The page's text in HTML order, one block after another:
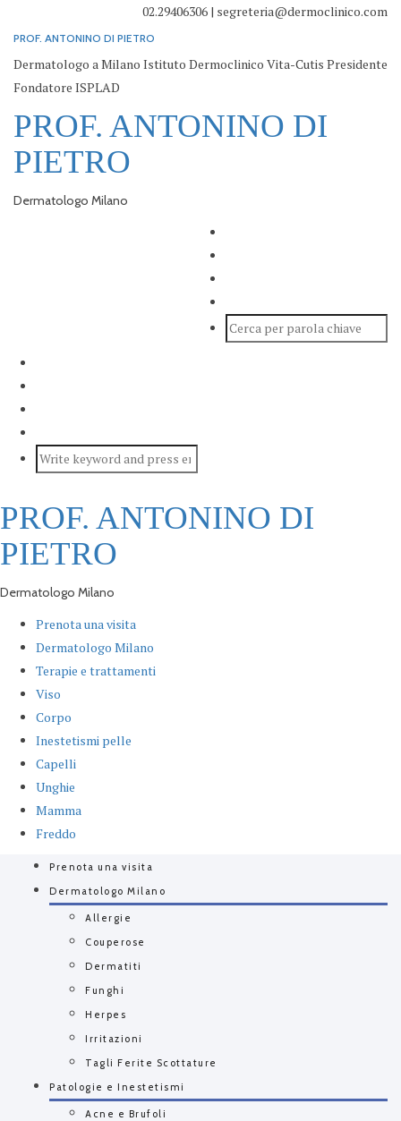
02.29406306 | segreteria@dermoclinico.com
PROF. ANTONINO DI PIETRO
Dermatologo a Milano Istituto Dermoclinico Vita-Cutis Presidente
Fondatore ISPLAD
PROF. ANTONINO DI
PIETRO
Dermatologo Milano
PROF. ANTONINO DI
PIETRO
Dermatologo Milano
Prenota una visita
Dermatologo Milano
Terapie e trattamenti
Viso
Corpo
Inestetismi pelle
Capelli
Unghie
Mamma
Freddo
Prenota una visita
Dermatologo Milano
Allergie
Couperose
Dermatiti
Funghi
Herpes
Irritazioni
Tagli Ferite Scottature
Patologie e Inestetismi
Acne e Brufoli